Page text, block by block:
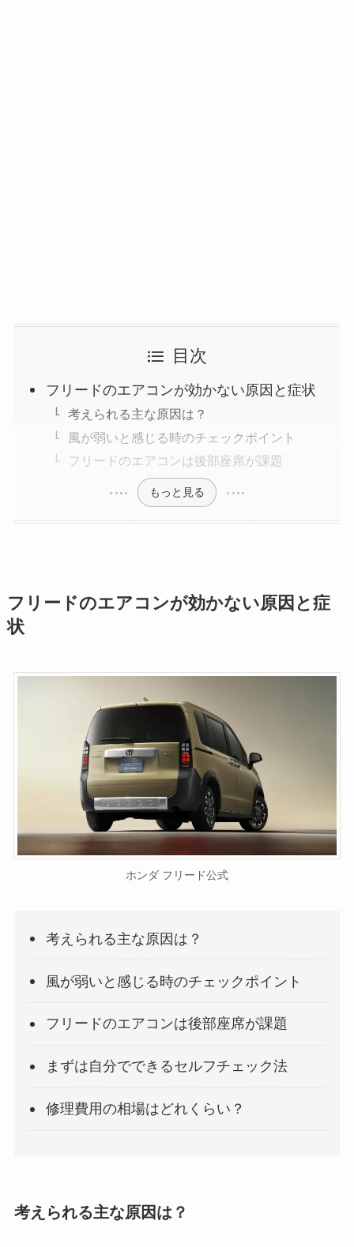
目次
フリードのエアコンが効かない原因と症状
考えられる主な原因は？
風が弱いと感じる時のチェックポイント
フリードのエアコンは後部座席が課題
もっと見る
フリードのエアコンが効かない原因と症
状
ホンダ フリード公式
考えられる主な原因は？
風が弱いと感じる時のチェックポイント
フリードのエアコンは後部座席が課題
まずは自分でできるセルフチェック法
修理費用の相場はどれくらい？
考えられる主な原因は？